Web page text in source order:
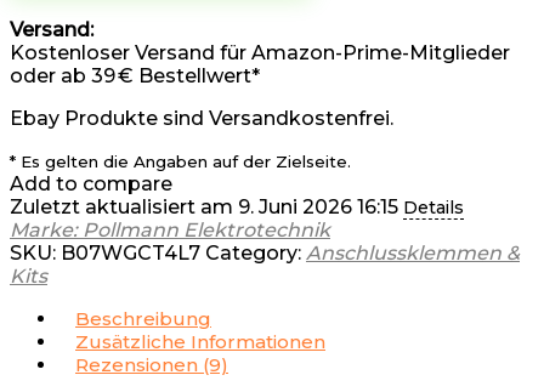
Versand:
Kostenloser Versand für Amazon-Prime-Mitglieder
oder ab 39 € Bestellwert*
Ebay Produkte sind Versandkostenfrei.
* Es gelten die Angaben auf der Zielseite.
Add to compare
Zuletzt aktualisiert am 9. Juni 2026 16:15 Details
Marke: Pollmann Elektrotechnik
SKU: B07WGCT4L7 Category: Anschlussklemmen &
Kits
Beschreibung
Zusätzliche Informationen
Rezensionen (9)